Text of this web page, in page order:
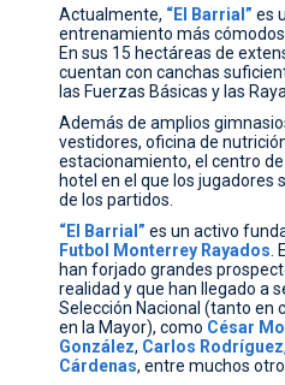
Actualmente, “El Barrial” es
entrenamiento más
En sus 15 hectáreas de
cuentan con canchas
las Fuerzas Básicas y las
Además de amplios
vestidores, oficina de
estacionamiento, el centro
hotel en el que los jugadores
de los partidos.
“El Barrial” es un activo
Futbol
Monterrey Rayados
han forjado grandes
realidad y que han llegado a
Selección Nacional (tanto en
en la Mayor), como César
González, Carlos Rodríguez,
Cárdenas, entre muchos